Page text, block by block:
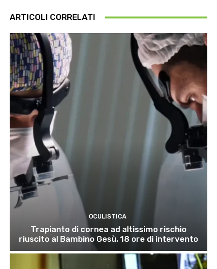
ARTICOLI CORRELATI
OCULISTICA
Trapianto di cornea ad altissimo rischio
riuscito al Bambino Gesù, 18 ore di intervento